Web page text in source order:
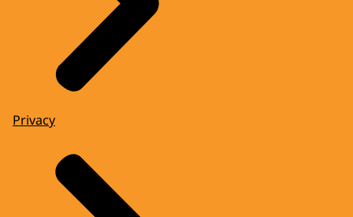
Privacy